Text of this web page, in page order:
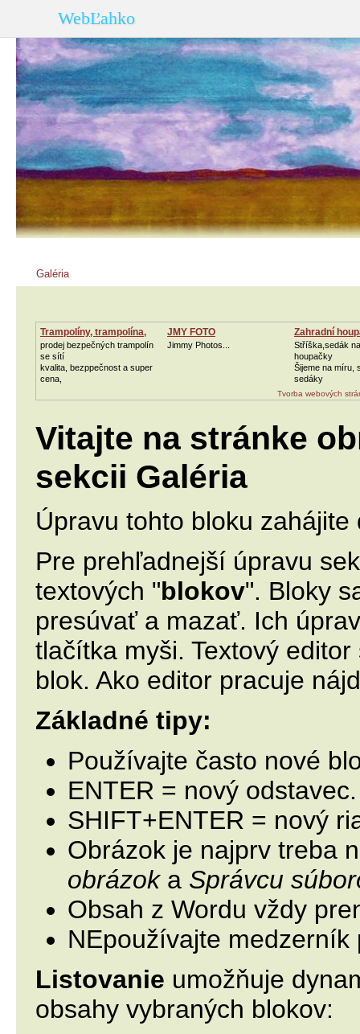
WebĽahko
Galéria
Trampolíny, trampolína,
prodej bezpečných trampolín
se sítí
kvalita, bezppečnost a super
cena,
JMY FOTO
Jimmy Photos...
Zahradní
Stříška,sedák
houpačky
Šijeme na míru,
sedáky
Tvorba webových
Vitajte na stránke
sekcii Galéria
Úpravu tohto bloku zahájite
Pre prehľadnejší úpravu
textových "blokov". Bloky
presúvať a mazať. Ich
tlačítka myši. Textový
blok. Ako editor pracuje
Základné tipy:
Používajte často nové
ENTER = nový odstavec.
SHIFT+ENTER = nový
Obrázok je najprv treba
obrázoka Správcu
Obsah z Wordu vždy
NEpoužívajte
Listovanie umožňuje
obsahy vybraných blokov: